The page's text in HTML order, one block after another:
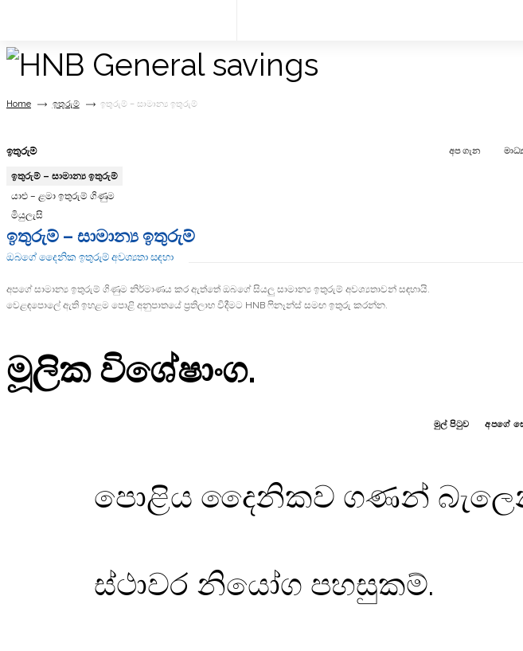
මුල් පිටුව අපගේ
අප ගැන
Home ඉතුරුම් ඉතුරුම් – සාමාන්‍ය ඉතුරුම්
ඉතුරුම්
ඉතුරුම් – සාමාන්‍ය ඉතුරුම්
යාළු – ළමා ඉතුරුම් ගිණුම
මියුලැසි
ඉතුරුම් – සාමාන්‍ය ඉතුරුම්
ඔබගේ දෛනික ඉතුරුම් අවශ්‍යතා සඳහා
අපගේ සාමාන්‍ය ඉතුරුම් ගිණුම නිර්මාණය කර ඇත්තේ ඔබගේ සියලු සාමාන්‍ය ඉතුරුම් අවශ්‍යතාවන් සඳහායි.
වෙළඳපොලේ ඇති ඉහළම පොළි අනුපාතයේ ප්‍රතිලාභ විදීමට HNB ෆිනෑන්ස් සමඟ ඉතුරු කරන්න.
මූලික විශේෂාංග.
පොළිය දෛනිකව ගණන්
ස්ථාවර නියෝග පහසුකම්.